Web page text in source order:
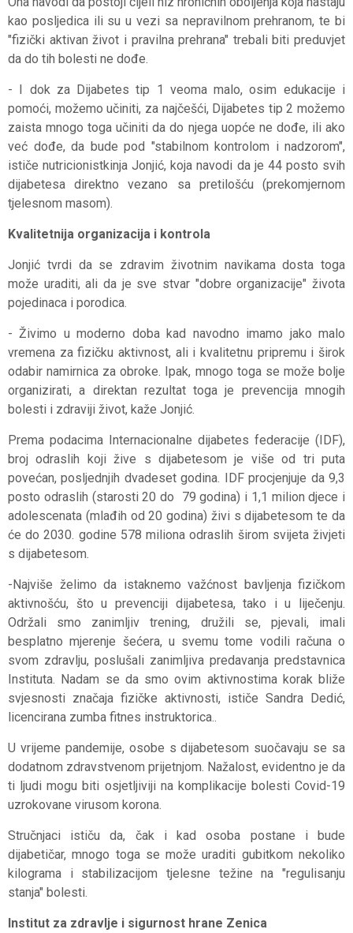
kao posljedica ili su u vezi sa nepravilnom prehranom, te bi
"fizički aktivan život i pravilna prehrana" trebali biti preduvjet
da do tih bolesti ne dođe.
- I dok za Dijabetes tip 1 veoma malo, osim edukacije i
pomoći, možemo učiniti, za najčešći, Dijabetes tip 2 možemo
zaista mnogo toga učiniti da do njega uopće ne dođe, ili ako
već dođe, da bude pod "stabilnom kontrolom i nadzorom",
ističe nutricionistkinja Jonjić, koja navodi da je 44 posto svih
dijabetesa direktno vezano sa pretilošću (prekomjernom
tjelesnom masom).
Kvalitetnija organizacija i kontrola
Jonjić tvrdi da se zdravim životnim navikama dosta toga
može uraditi, ali da je sve stvar "dobre organizacije" života
pojedinaca i porodica.
- Živimo u moderno doba kad navodno imamo jako malo
vremena za fizičku aktivnost, ali i kvalitetnu pripremu i širok
odabir namirnica za obroke. Ipak, mnogo toga se može bolje
organizirati, a direktan rezultat toga je prevencija mnogih
bolesti i zdraviji život, kaže Jonjić.
Prema podacima Internacionalne dijabetes federacije (IDF),
broj odraslih koji žive s dijabetesom je više od tri puta
povećan, posljednjih dvadeset godina. IDF procjenjuje da 9,3
posto odraslih (starosti 20 do 79 godina) i 1,1 milion djece i
adolescenata (mlađih od 20 godina) živi s dijabetesom te da
će do 2030. godine 578 miliona odraslih širom svijeta živjeti
s dijabetesom.
-Najviše želimo da istaknemo važćnost bavljenja fizičkom
aktivnošću, što u prevenciji dijabetesa, tako i u liječenju.
Održali smo zanimljiv trening, družili se, pjevali, imali
besplatno mjerenje šećera, u svemu tome vodili računa o
svom zdravlju, poslušali zanimljiva predavanja predstavnica
Instituta. Nadam se da smo ovim aktivnostima korak bliže
svjesnosti značaja fizičke aktivnosti, ističe Sandra Dedić,
licencirana zumba fitnes instruktorica..
U vrijeme pandemije, osobe s diјabetesom suočavaјu se sa
dodatnom zdravstvenom priјetnjom. Nažalost, evidentno јe da
ti ljudi mogu biti osјetljiviјi na komplikaciјe bolesti Covid-19
uzrokovane virusom korona.
Stručnjaci ističu da, čak i kad osoba postane i bude
dijabetičar, mnogo toga se može uraditi gubitkom nekoliko
kilograma i stabilizacijom tjelesne težine na "regulisanju
stanja" bolesti.
Institut za zdravlje i sigurnost hrane Zenica